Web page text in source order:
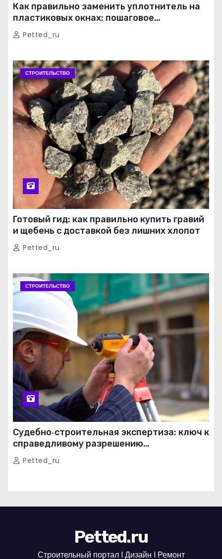
Как правильно заменить уплотнитель на
пластиковых окнах: пошаговое
руководство от экспертов
Petted_ru
СТРОИТЕЛЬСТВО
Готовый гид: как правильно купить гравий
и щебень с доставкой без лишних хлопот
Petted_ru
СТРОИТЕЛЬСТВО
Судебно‑строительная экспертиза: ключ к
справедливому разрешению
строительных споров
Petted_ru
Petted.ru
Строительный портал l Дизайн l Ремонт